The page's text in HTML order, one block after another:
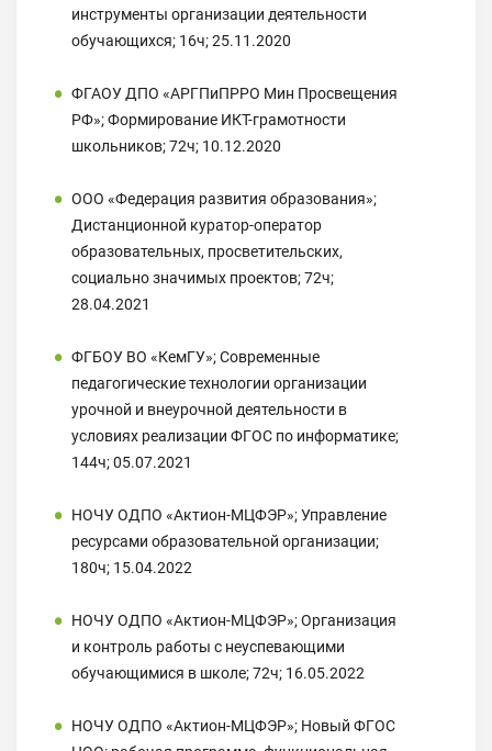
инструменты организации деятельности
обучающихся; 16ч; 25.11.2020
ФГАОУ ДПО «АРГПиПРРО Мин Просвещения
РФ»; Формирование ИКТ-грамотности
школьников; 72ч; 10.12.2020
ООО «Федерация развития образования»;
Дистанционной куратор-оператор
образовательных, просветительских,
социально значимых проектов; 72ч;
28.04.2021
ФГБОУ ВО «КемГУ»; Современные
педагогические технологии организации
урочной и внеурочной деятельности в
условиях реализации ФГОС по информатике;
144ч; 05.07.2021
НОЧУ ОДПО «Актион-МЦФЭР»; Управление
ресурсами образовательной организации;
180ч; 15.04.2022
НОЧУ ОДПО «Актион-МЦФЭР»; Организация
и контроль работы с неуспевающими
обучающимися в школе; 72ч; 16.05.2022
НОЧУ ОДПО «Актион-МЦФЭР»; Новый ФГОС